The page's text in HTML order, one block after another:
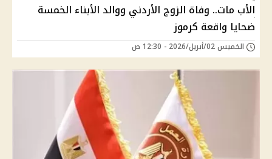
الأب مات.. وفاة الزوج الأردني ووالد الأبناء الخمسة
ضحايا واقعة كرموز
الخميس 02/أبريل/2026 - 12:30 ص